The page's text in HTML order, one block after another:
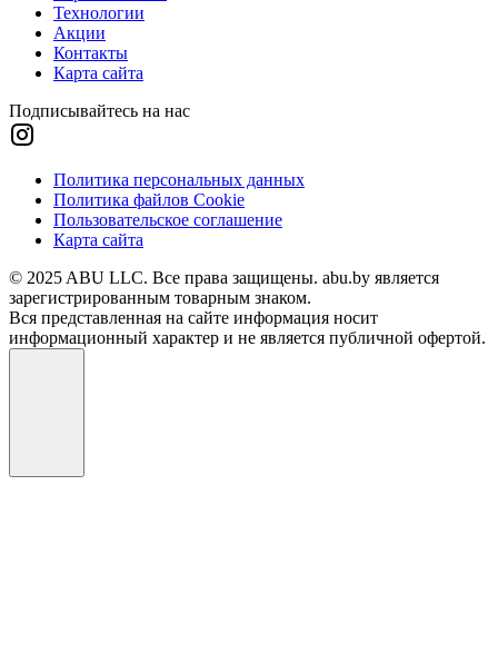
Технологии
Акции
Контакты
Карта сайта
Подписывайтесь на нас
Политика персональных данных
Политика файлов Cookie
Пользовательское соглашение
Карта сайта
© 2025 ABU LLC. Все права защищены. abu.by является
зарегистрированным товарным знаком.
Вся представленная на сайте информация носит
информационный характер и не является публичной офертой.